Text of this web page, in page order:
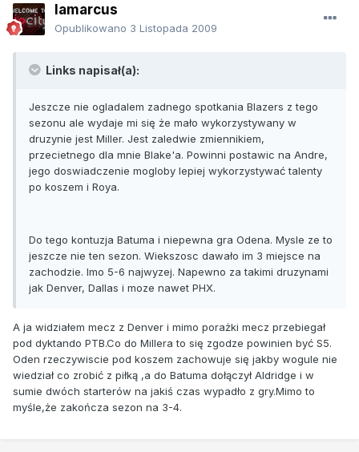
lamarcus
Opublikowano 3 Listopada 2009
Links napisał(a):
Jeszcze nie ogladalem zadnego spotkania Blazers z tego
sezonu ale wydaje mi się że mało wykorzystywany w
druzynie jest Miller. Jest zaledwie zmiennikiem,
przecietnego dla mnie Blake'a. Powinni postawic na Andre,
jego doswiadczenie mogloby lepiej wykorzystywać talenty
po koszem i Roya.
Do tego kontuzja Batuma i niepewna gra Odena. Mysle ze to
jeszcze nie ten sezon. Wiekszosc dawało im 3 miejsce na
zachodzie. Imo 5-6 najwyzej. Napewno za takimi druzynami
jak Denver, Dallas i moze nawet PHX.
A ja widziałem mecz z Denver i mimo porażki mecz przebiegał
pod dyktando PTB.Co do Millera to się zgodze powinien być S5.
Oden rzeczywiscie pod koszem zachowuje się jakby wogule nie
wiedział co zrobić z piłką ,a do Batuma dołączył Aldridge i w
sumie dwóch starterów na jakiś czas wypadło z gry.Mimo to
myśle,że zakończa sezon na 3-4.